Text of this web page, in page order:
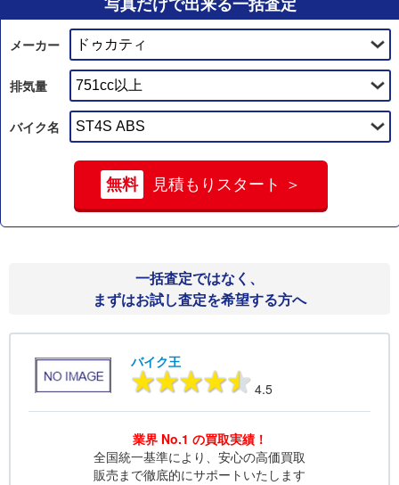
メーカー
排気量
バイク名
無料 見積もりスタート ＞
一括査定ではなく、
まずはお試し査定を希望する方へ
バイク王
4.5
業界 No.1 の買取実績！
全国統一基準により、安心の高価買取
販売まで徹底的にサポートいたします